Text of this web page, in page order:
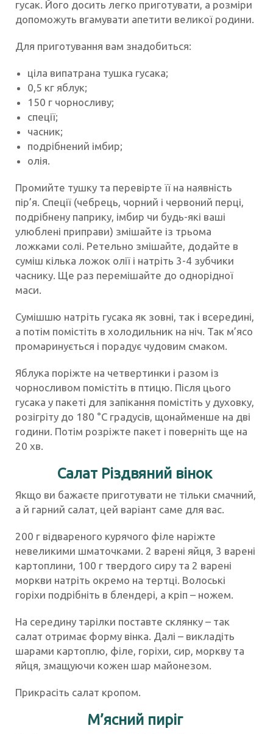
гусак. Його досить легко приготувати, а розміри
допоможуть вгамувати апетити великої родини.
Для приготування вам знадобиться:
ціла випатрана тушка гусака;
0,5 кг яблук;
150 г чорносливу;
спеції;
часник;
подрібнений імбир;
олія.
Промийте тушку та перевірте її на наявність
пір’я. Спеції (чебрець, чорний і червоний перці,
подрібнену паприку, імбир чи будь-які ваші
улюблені приправи) змішайте із трьома
ложками солі. Ретельно змішайте, додайте в
суміш кілька ложок олії і натріть 3-4 зубчики
часнику. Ще раз перемішайте до однорідної
маси.
Сумішшю натріть гусака як зовні, так і всередині,
а потім помістіть в холодильник на ніч. Так м’ясо
промаринується і порадує чудовим смаком.
Яблука поріжте на четвертинки і разом із
чорносливом помістіть в птицю. Після цього
гусака у пакеті для запікання помістіть у духовку,
розігріту до 180 °С градусів, щонайменше на дві
години. Потім розріжте пакет і поверніть ще на
20 хв.
Салат Різдвяний вінок
Якщо ви бажаєте приготувати не тільки смачний,
а й гарний салат, цей варіант саме для вас.
200 г відвареного курячого філе наріжте
невеликими шматочками. 2 варені яйця, 3 варені
картоплини, 100 г твердого сиру та 2 варені
моркви натріть окремо на тертці. Волоські
горіхи подрібніть в блендері, а кріп – ножем.
На середину тарілки поставте склянку – так
салат отримає форму вінка. Далі – викладіть
шарами картоплю, філе, горіхи, сир, моркву та
яйця, змащуючи кожен шар майонезом.
Прикрасіть салат кропом.
М’ясний пиріг